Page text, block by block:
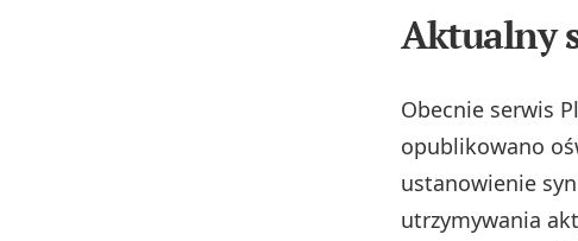
Aktualny
Obecnie serwis
opublikowano
ustanowienie
utrzymywania